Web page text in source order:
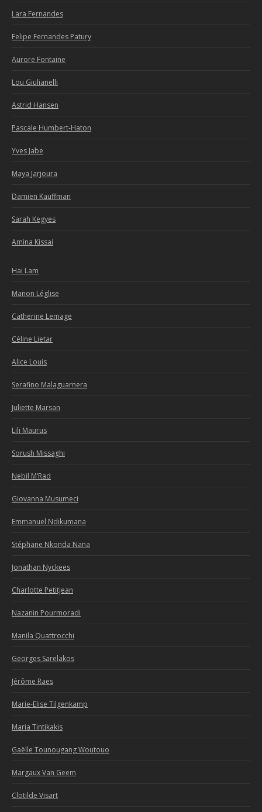
Lara Fernandes
Felipe Fernandes Patury
Aurore Fontaine
Lou Giulianelli
Astrid Hansen
Pascale Humbert-Haton
Yves Jabe
Maya Jarjoura
Damien Kauffman
Sarah Kegyes
Amina Kissai
Hai Lam
Manon Léglise
Catherine Lemage
Céline Lietar
Alice Louis
Serafino Malaguarnera
Juliette Marsan
Lili Maurus
Sorush Missaghi
Nebil M’Rad
Giovanna Musumeci
Emmanuel Ndikumana
Stéphane Nkonda Nana
Jonathan Nyckees
Charlotte Petitjean
Nazanin Pourmoradi
Manila Quattrocchi
Georges Sarelakos
Jérôme Raes
Marie-Elise Tilgenkamp
Maria Tintikakis
Gaëlle Tounougang Woutouo
Margaux Van Geem
Clotilde Visart